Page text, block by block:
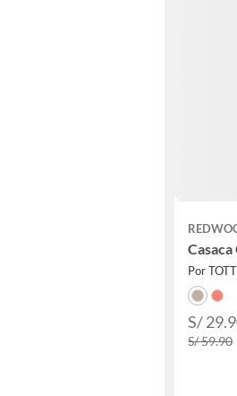
Por
S/
S/ 59.90